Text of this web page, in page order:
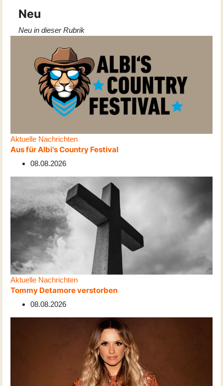
Neu
Neu in dieser Rubrik
Aktuelle Nachrichten
Aus für Albi's Country Festival
08.08.2026
Aktuelle Nachrichten
Tommy Detamore verstorben
08.08.2026